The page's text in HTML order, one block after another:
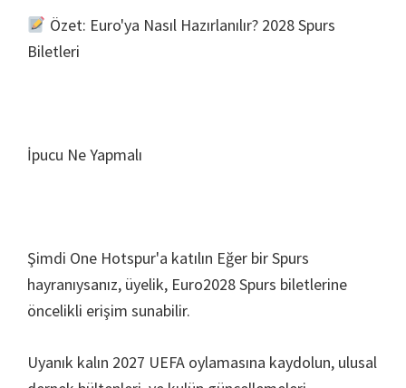
Özet: Euro'ya Nasıl Hazırlanılır? 2028 Spurs
Biletleri
İpucu Ne Yapmalı
Şimdi One Hotspur'a katılın Eğer bir Spurs
hayranıysanız, üyelik, Euro2028 Spurs biletlerine
öncelikli erişim sunabilir.
Uyanık kalın 2027 UEFA oylamasına kaydolun, ulusal